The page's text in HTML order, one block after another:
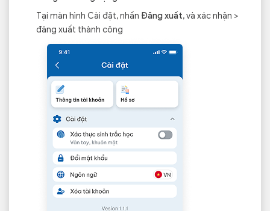
Tại màn hình Cài đặt, nhấn Đăng xuất, và xác nhận >
đăng xuất thành công